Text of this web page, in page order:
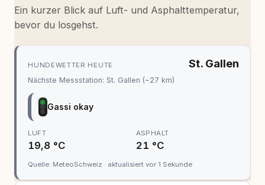
Ein kurzer Blick auf Luft- und Asphalttemperatur,
bevor du losgehst.
HUNDEWETTER HEUTE St. Gallen
Nächste Messstation: St. Gallen (~27 km)
Gassi okay
LUFT
19,8 °C
ASPHALT
21 °C
Quelle: MeteoSchweiz · aktualisiert vor 1 Sekunde